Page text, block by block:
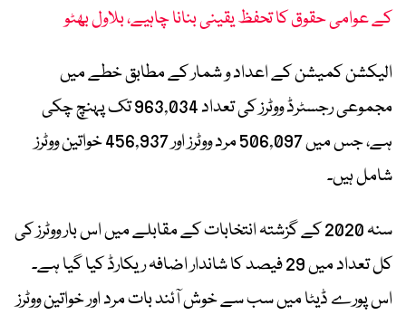
کے عوامی حقوق کا تحفظ یقینی بنانا چاہیے، بلاول بھٹو
الیکشن کمیشن کے اعداد و شمار کے مطابق خطے میں
مجموعی رجسٹرڈ ووٹرز کی تعداد 963,034 تک پہنچ چکی
ہے، جس میں 506,097 مرد ووٹرز اور 456,937 خواتین ووٹرز
شامل ہیں۔
سنہ 2020 کے گزشتہ انتخابات کے مقابلے میں اس بار ووٹرز کی
کل تعداد میں 29 فیصد کا شاندار اضافہ ریکارڈ کیا گیا ہے۔
اس پورے ڈیٹا میں سب سے خوش آئند بات مرد اور خواتین ووٹرز